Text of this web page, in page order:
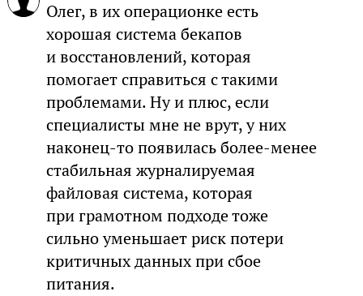
Олег, в их операционке есть
хорошая система бекапов
и восстановлений, которая
помогает справиться с такими
проблемами. Ну и плюс, если
специалисты мне не врут, у них
наконец-то появилась более-менее
стабильная журналируемая
файловая система, которая
при грамотном подходе тоже
сильно уменьшает риск потери
критичных данных при сбое
питания.